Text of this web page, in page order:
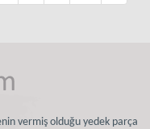
vermiş olduğu yedek parça